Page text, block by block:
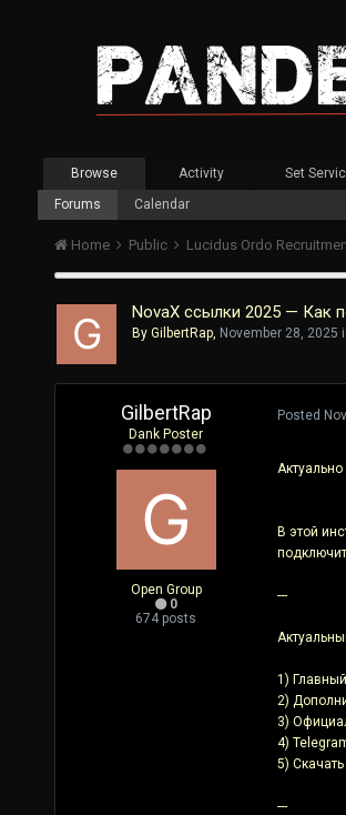
Browse
Forums
Calendar
Activity Set
Home Public Lucidus Ordo
NovaX ссылки 2025 — Как
By GilbertRap, November 28, 2025
GilbertRap
Dank Poster
Open Group
0
674 posts
Posted
В этой
---
1)
2)
3)
4)
5)
---